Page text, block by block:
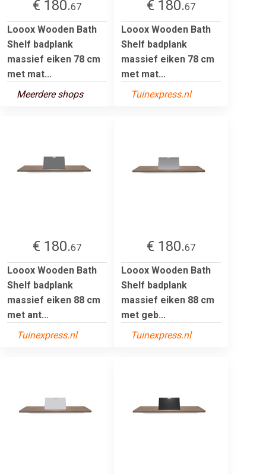
€ 180.67
Looox Wooden Bath
Shelf badplank
massief eiken 78 cm
met mat...
Meerdere shops
€ 180.67
Looox Wooden Bath
Shelf badplank
massief eiken 78 cm
met mat...
Tuinexpress.nl
€ 180.67
Looox Wooden Bath
Shelf badplank
massief eiken 88 cm
met ant...
Tuinexpress.nl
€ 180.67
Looox Wooden Bath
Shelf badplank
massief eiken 88 cm
met geb...
Tuinexpress.nl